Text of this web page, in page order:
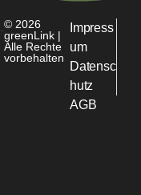
© 2026
greenLink |
Alle Rechte
vorbehalten
Impress
um
Datensc
hutz
AGB